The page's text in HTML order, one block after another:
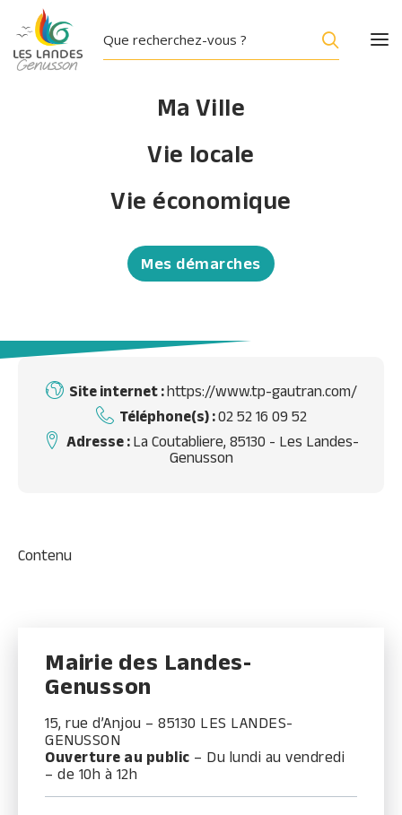
Ma Ville
Vie locale
Vie économique
Mes démarches
GAUTRAN Adrien
Travaux de préparation des sites
Accueil/GAUTRAN Adrien
Site internet :https://www.tp-gautran.com/
Téléphone(s) :02 52 16 09 52
Adresse : La Coutabliere, 85130 - Les Landes-
Genusson
Contenu
Mairie des Landes-
Genusson
15, rue d’Anjou – 85130 LES LANDES-
GENUSSON
Ouverture au public – Du lundi au vendredi
– de 10h à 12h